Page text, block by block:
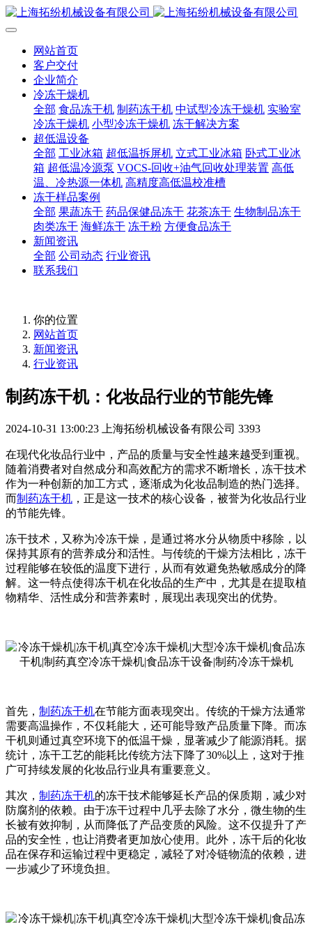
网站首页
客户交付
企业简介
冷冻干燥机
全部 食品冻干机 制药冻干机 中试型冷冻干燥机 实验室
冷冻干燥机 小型冷冻干燥机 冻干解决方案
超低温设备
全部 工业冰箱 超低温拆屏机 立式工业冰箱 卧式工业冰
箱 超低温冷源泵 VOCS-回收+油气回收处理装置 高低
温、冷热源一体机 高精度高低温校准槽
冻干样品案例
全部 果蔬冻干 药品保健品冻干 花茶冻干 生物制品冻干
肉类冻干 海鲜冻干 冻干粉 方便食品冻干
新闻资讯
全部 公司动态 行业资讯
联系我们
你的位置
网站首页
新闻资讯
行业资讯
制药冻干机：化妆品行业的节能先锋
2024-10-31 13:00:23 上海拓纷机械设备有限公司 3393
在现代化妆品行业中，产品的质量与安全性越来越受到重视。
随着消费者对自然成分和高效配方的需求不断增长，冻干技术
作为一种创新的加工方式，逐渐成为化妆品制造的热门选择。
而制药冻干机 ，正是这一技术的核心设备，被誉为化妆品行业
的节能先锋。
冻干技术，又称为冷冻干燥，是通过将水分从物质中移除，以
保持其原有的营养成分和活性。与传统的干燥方法相比，冻干
过程能够在较低的温度下进行，从而有效避免热敏感成分的降
解。这一特点使得冻干机在化妆品的生产中，尤其是在提取植
物精华、活性成分和营养素时，展现出表现突出的优势。
首先， 制药冻干机在节能方面表现突出。传统的干燥方法通常
需要高温操作，不仅耗能大，还可能导致产品质量下降。而冻
干机则通过真空环境下的低温干燥，显著减少了能源消耗。据
统计，冻干工艺的能耗比传统方法下降了30%以上，这对于推
广可持续发展的化妆品行业具有重要意义。
其次， 制药冻干机的冻干技术能够延长产品的保质期，减少对
防腐剂的依赖。由于冻干过程中几乎去除了水分，微生物的生
长被有效抑制，从而降低了产品变质的风险。这不仅提升了产
品的安全性，也让消费者更加放心使用。此外，冻干后的化妆
品在保存和运输过程中更稳定，减轻了对冷链物流的依赖，进
一步减少了环境负担。